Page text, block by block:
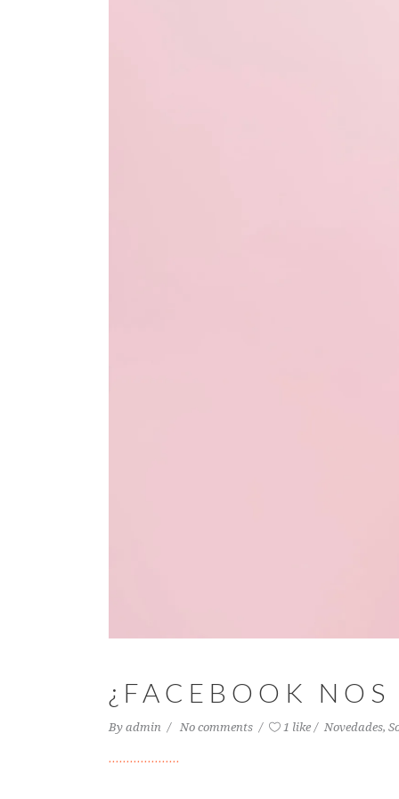
¿FACEBOOK NOS
By admin No comments 1 like Novedades,